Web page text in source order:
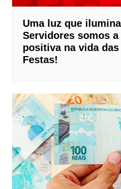
Uma luz que
Servidores somos
positiva na vida
Festas!